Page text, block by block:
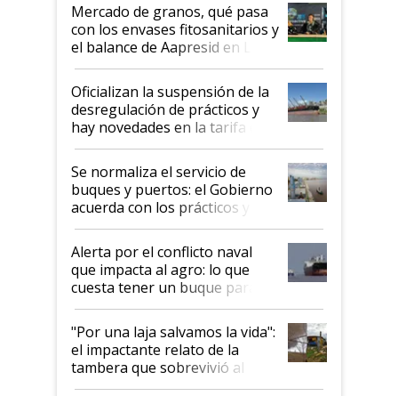
Mercado de granos, qué pasa
con los envases fitosanitarios y
el balance de Aapresid en La
Posta
Oficializan la suspensión de la
desregulación de prácticos y
hay novedades en la tarifa de
la hidrovía
Se normaliza el servicio de
buques y puertos: el Gobierno
acuerda con los prácticos y
suspende el decreto de
desregulación
Alerta por el conflicto naval
que impacta al agro: lo que
cuesta tener un buque parado
y el peligro de que Argentina
pase a ser "país sucio"
"Por una laja salvamos la vida":
el impactante relato de la
tambera que sobrevivió al
tornado